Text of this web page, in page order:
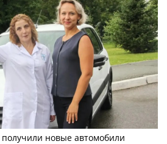
новые автомобили